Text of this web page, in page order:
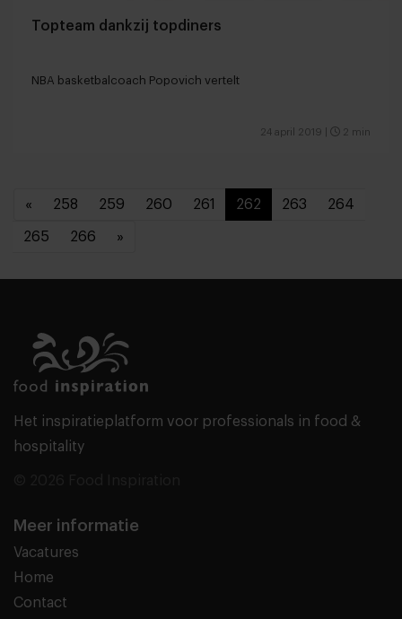
Topteam dankzij topdiners
NBA basketbalcoach Popovich vertelt
24 april 2019 2 min
« 258 259 260 261 262 263 264
265 266 »
Het inspiratieplatform voor professionals in food &
hospitality
Meer informatie
Vacatures
Home
Contact